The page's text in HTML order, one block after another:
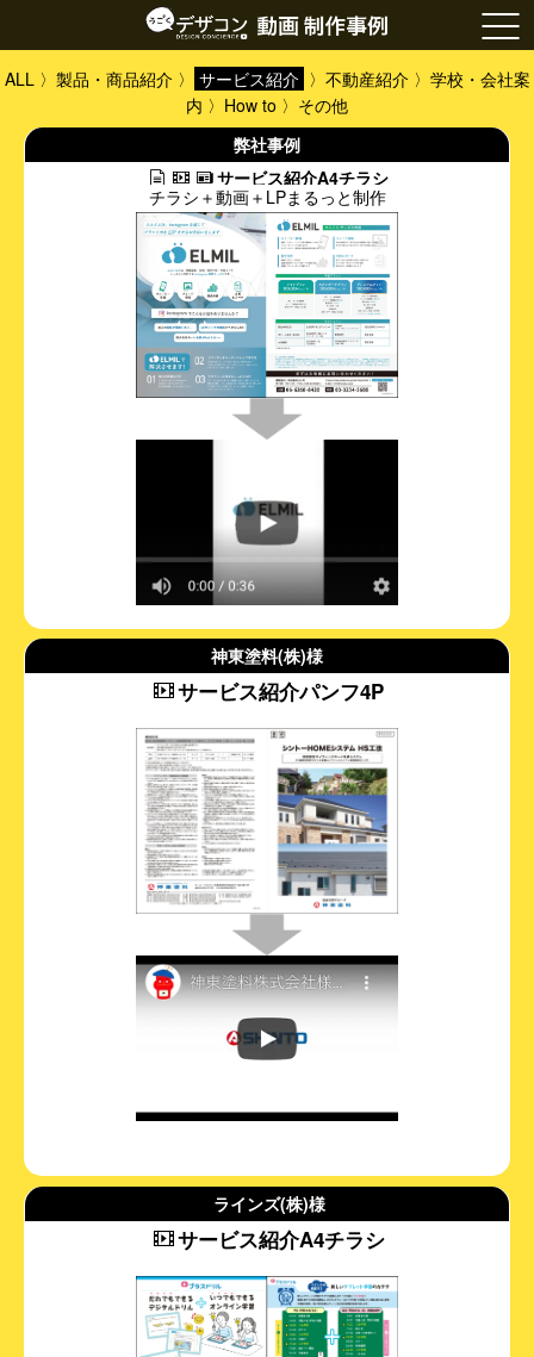
ALL〉 製品・商品紹介〉 サービス紹介 〉 不動産紹介〉 学校・会社案
内 〉 How to 〉 その他
弊社事例
サービス紹介A4チラシ
チラシ＋動画＋LPまるっと制作
神東塗料(株)様
サービス紹介パンフ4P
ラインズ(株)様
サービス紹介A4チラシ